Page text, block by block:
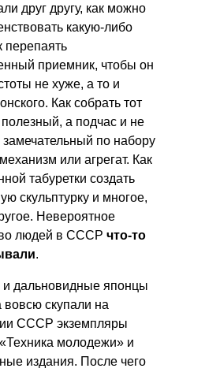
друг другу, как можно
какую-либо
перепаять
приемник, чтобы он
не хуже, а то и
Как собрать тот
а подчас и не
замечательный по набору
или агрегат. Как
табуретки создать
скульптурку и многое,
Невероятное
людей в СССР что-то
.
дальновидные японцы
вовсю скупали на
СССР экземпляры
молодежи» и
издания. После чего